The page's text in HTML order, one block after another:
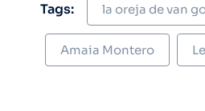
Tags: la oreja de van
Amaia Montero